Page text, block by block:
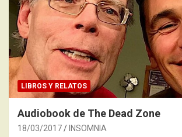
LIBROS Y RELATOS
Audiobook de The Dead Zone
18/03/2017 INSOMNIA